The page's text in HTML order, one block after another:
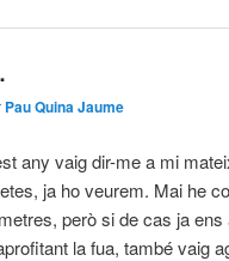
Pau Quina Jaume
any vaig dir-me a mi
ja ho veurem. Mai he
però si de cas ja ens
la fua, també vaig